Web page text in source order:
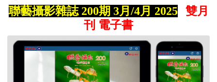
聯藝攝影雜誌 200期 3月/4月 2025
雙月
刊 電子書